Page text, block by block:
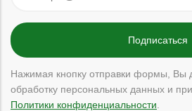
Нажимая кнопку отправки формы, Вы
обработку персональных данных и
Политики конфиденциальности